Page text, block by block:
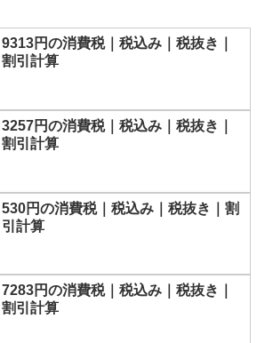
9313円の消費税｜税込み｜税抜き｜
割引計算
3257円の消費税｜税込み｜税抜き｜
割引計算
530円の消費税｜税込み｜税抜き｜割
引計算
7283円の消費税｜税込み｜税抜き｜
割引計算